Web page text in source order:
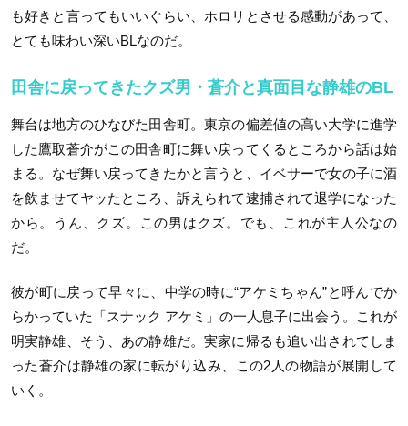
も好きと言ってもいいぐらい、ホロリとさせる感動があって、
とても味わい深いBLなのだ。
田舎に戻ってきたクズ男・蒼介と真面目な静雄のBL
舞台は地方のひなびた田舎町。東京の偏差値の高い大学に進学
した鷹取蒼介がこの田舎町に舞い戻ってくるところから話は始
まる。なぜ舞い戻ってきたかと言うと、イベサーで女の子に酒
を飲ませてヤッたところ、訴えられて逮捕されて退学になった
から。うん、クズ。この男はクズ。でも、これが主人公なの
だ。
彼が町に戻って早々に、中学の時に“アケミちゃん”と呼んでか
らかっていた「スナック アケミ」の一人息子に出会う。これが
明実静雄、そう、あの静雄だ。実家に帰るも追い出されてしま
った蒼介は静雄の家に転がり込み、この2人の物語が展開して
いく。